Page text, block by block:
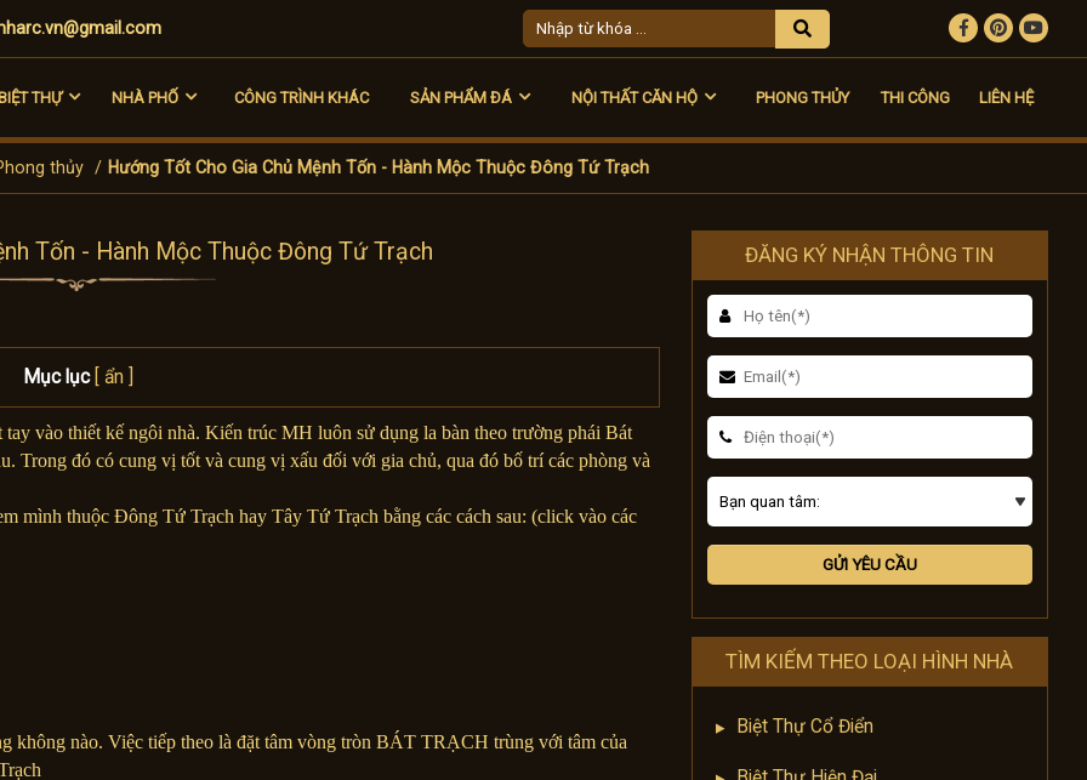
THỰ NHÀ PHỐ CÔNG TRÌNH KHÁC SẢN PHẨM ĐÁ NỘI THẤT CĂN HỘ PHONG THỦY THI CÔNG LIÊN HỆ
thủy / Hướng Tốt Cho Gia Chủ Mệnh Tốn - Hành Mộc Thuộc Đông Tứ Trạch
Tốn - Hành Mộc Thuộc Đông Tứ Trạch
Mục lục [ ẩn ]
vào thiết kế ngôi nhà. Kiến trúc MH luôn sử dụng la bàn theo trường phái Bát
Trong đó có cung vị tốt và cung vị xấu đối với gia chủ, qua đó bố trí các phòng và
mình thuộc Đông Tứ Trạch hay Tây Tứ Trạch bằng các cách sau: (click vào các
không nào. Việc tiếp theo là đặt tâm vòng tròn BÁT TRẠCH trùng với tâm của
ĐĂNG KÝ NHẬN THÔNG TIN
TÌM KIẾM THEO LOẠI HÌNH NHÀ
Biệt Thự Cổ Điển